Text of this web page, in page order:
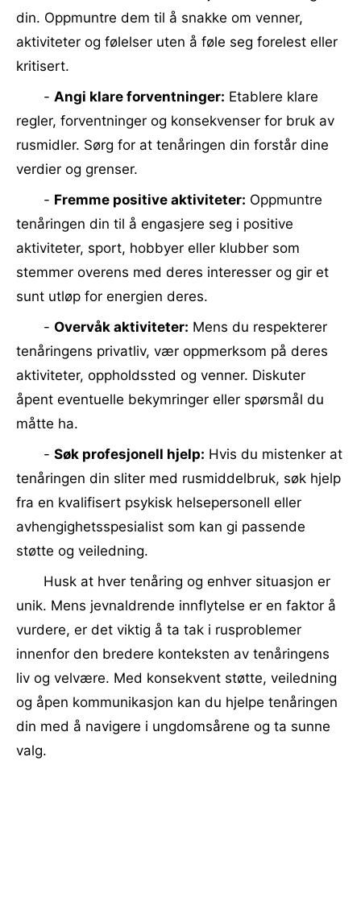
din. Oppmuntre dem til å snakke om venner,
aktiviteter og følelser uten å føle seg forelest eller
kritisert.
- Angi klare forventninger: Etablere klare
regler, forventninger og konsekvenser for bruk av
rusmidler. Sørg for at tenåringen din forstår dine
verdier og grenser.
- Fremme positive aktiviteter: Oppmuntre
tenåringen din til å engasjere seg i positive
aktiviteter, sport, hobbyer eller klubber som
stemmer overens med deres interesser og gir et
sunt utløp for energien deres.
- Overvåk aktiviteter: Mens du respekterer
tenåringens privatliv, vær oppmerksom på deres
aktiviteter, oppholdssted og venner. Diskuter
åpent eventuelle bekymringer eller spørsmål du
måtte ha.
- Søk profesjonell hjelp: Hvis du mistenker at
tenåringen din sliter med rusmiddelbruk, søk hjelp
fra en kvalifisert psykisk helsepersonell eller
avhengighetsspesialist som kan gi passende
støtte og veiledning.
Husk at hver tenåring og enhver situasjon er
unik. Mens jevnaldrende innflytelse er en faktor å
vurdere, er det viktig å ta tak i rusproblemer
innenfor den bredere konteksten av tenåringens
liv og velvære. Med konsekvent støtte, veiledning
og åpen kommunikasjon kan du hjelpe tenåringen
din med å navigere i ungdomsårene og ta sunne
valg.